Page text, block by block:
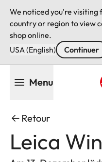
We noticed you're visiting
country or region to view
shop online.
USA (English)
Continuer
Menu
Retour
Leica